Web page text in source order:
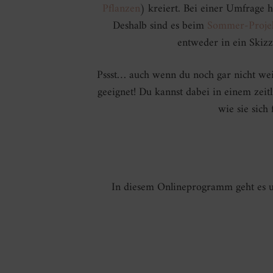
Pflanzen) kreiert. Bei einer Umfrage
Deshalb sind es beim Sommer-
entweder in ein
Pssst… auch wenn du noch gar nicht
geeignet! Du kannst dabei in einem
wie sie
In diesem Onlineprogramm geht es